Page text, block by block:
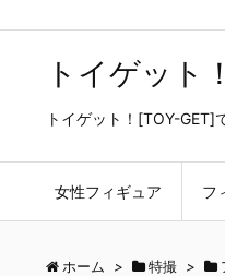
トイゲット
トイゲット！[TOY-GET]
女性フィギュア フ
ホーム > 特撮 >